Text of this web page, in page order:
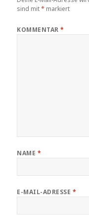
sind mit* markiert
KOMMENTAR*
NAME *
E-MAIL-ADRESSE *